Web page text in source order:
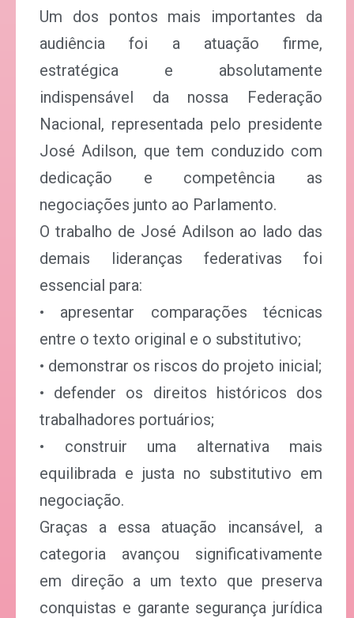
Um dos pontos mais importantes da
audiência foi a atuação firme,
estratégica e absolutamente
indispensável da nossa Federação
Nacional, representada pelo presidente
José Adilson, que tem conduzido com
dedicação e competência as
negociações junto ao Parlamento.
O trabalho de José Adilson ao lado das
demais lideranças federativas foi
essencial para:
• apresentar comparações técnicas
entre o texto original e o substitutivo;
• demonstrar os riscos do projeto inicial;
• defender os direitos históricos dos
trabalhadores portuários;
• construir uma alternativa mais
equilibrada e justa no substitutivo em
negociação.
Graças a essa atuação incansável, a
categoria avançou significativamente
em direção a um texto que preserva
conquistas e garante segurança jurídica